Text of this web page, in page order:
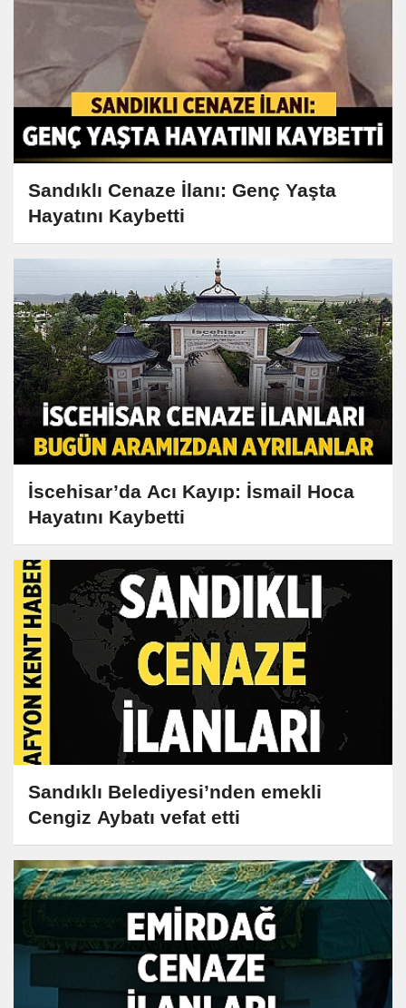
Sandıklı Cenaze İlanı: Genç Yaşta
Hayatını Kaybetti
İscehisar’da Acı Kayıp: İsmail Hoca
Hayatını Kaybetti
Sandıklı Belediyesi’nden emekli
Cengiz Aybatı vefat etti